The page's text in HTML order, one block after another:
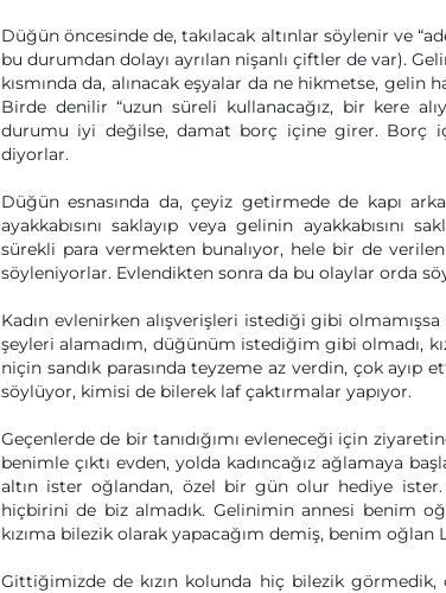
Düğün öncesinde de, takılacak altınlar söylenir ve
bu durumdan dolayı ayrılan nişanlı çiftler de var).
kısmında da, alınacak eşyalar da ne hikmetse, gelin
Birde denilir “uzun süreli kullanacağız, bir kere
durumu iyi değilse, damat borç içine girer. Borç
diyorlar.
Düğün esnasında da, çeyiz getirmede de kapı
ayakkabısını saklayıp veya gelinin ayakkabısını
sürekli para vermekten bunalıyor, hele bir de verilen
söyleniyorlar. Evlendikten sonra da bu olaylar orda
Kadın evlenirken alışverişleri istediği gibi
şeyleri alamadım, düğünüm istediğim gibi olmadı,
niçin sandık parasında teyzeme az verdin, çok
söylüyor, kimisi de bilerek laf çaktırmalar yapıyor.
Geçenlerde de bir tanıdığımı evleneceği için
benimle çıktı evden, yolda kadıncağız ağlamaya
altın ister oğlandan, özel bir gün olur hediye ister.
hiçbirini de biz almadık. Gelinimin annesi benim
kızıma bilezik olarak yapacağım demiş, benim
Gittiğimizde de kızın kolunda hiç bilezik